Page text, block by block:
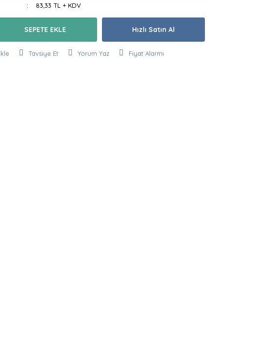
83,33 TL + KDV
SEPETE EKLE Hızlı Satın Al
Tavsiye Et Yorum Yaz Fiyat Alarmı